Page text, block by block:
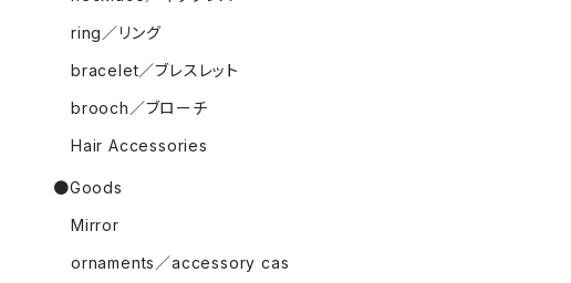
ring／リング
bracelet／ブレスレット
brooch／ブローチ
Hair Accessories
●Goods
Mirror
ornaments／accessory cas